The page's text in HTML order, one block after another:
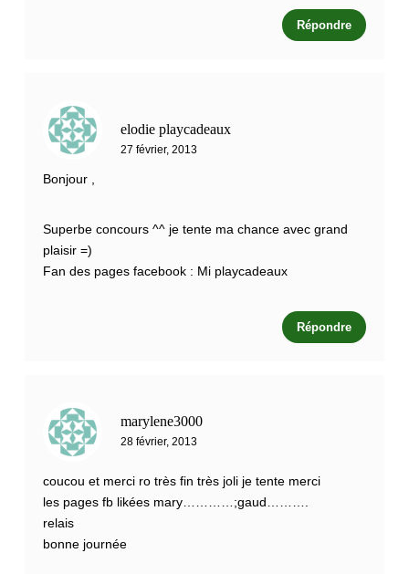
Répondre
elodie playcadeaux
27 février, 2013
Bonjour ,
Superbe concours ^^ je tente ma chance avec grand
plaisir =)
Fan des pages facebook : Mi playcadeaux
Répondre
marylene3000
28 février, 2013
coucou et merci ro très fin très joli je tente merci
les pages fb likées mary…………;gaud……….
relais
bonne journée